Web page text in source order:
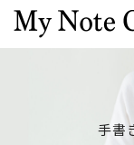
手書